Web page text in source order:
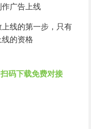
广告上线
线的第一步，只有
的资格
扫码下载免费对接